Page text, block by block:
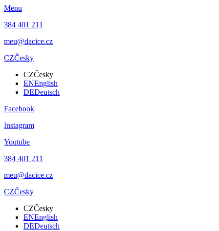
Menu
384 401 211
meu@dacice.cz
CZČesky
CZČesky
ENEnglish
DEDeutsch
Facebook
Instagram
Youtube
384 401 211
meu@dacice.cz
CZČesky
CZČesky
ENEnglish
DEDeutsch